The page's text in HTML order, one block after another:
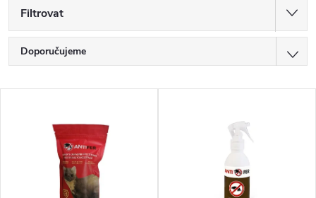
Filtrovat
Ř
a
Doporučujeme
Nejprodávanější
Abecedně